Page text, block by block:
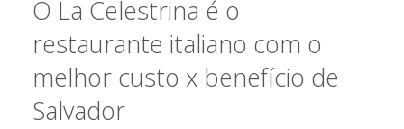
O La Celestrina é o
restaurante italiano com o
melhor custo x benefício de
Salvador